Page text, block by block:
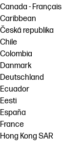
Canada - Français
Caribbean
Česká republika
Chile
Colombia
Danmark
Deutschland
Ecuador
Eesti
España
France
Hong Kong SAR